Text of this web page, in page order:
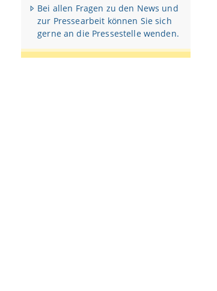
Bei allen Fragen zu den News und
zur Pressearbeit können Sie sich
gerne an die Pressestelle wenden.